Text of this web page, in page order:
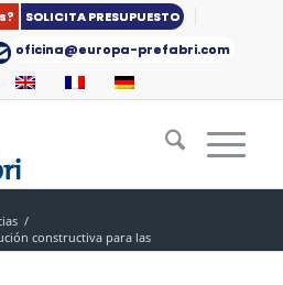
SOLICITA PRESUPUESTO
oficina@europa-prefabri.com
/
constructiva para las